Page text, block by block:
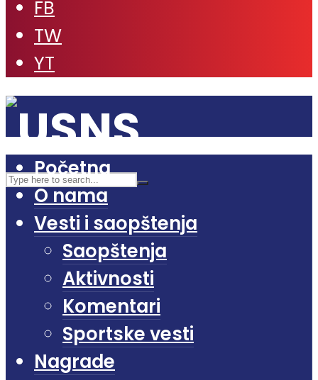
FB
TW
YT
Početna
O nama
Vesti i saopštenja
Saopštenja
Aktivnosti
Komentari
Sportske vesti
Nagrade